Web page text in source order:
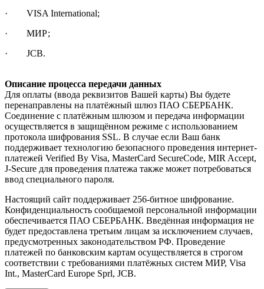
· VISA International;
· МИР;
· JCB.
Описание процесса передачи данных
Для оплаты (ввода реквизитов Вашей карты) Вы будете
перенаправлены на платёжный шлюз ПАО СБЕРБАНК.
Соединение с платёжным шлюзом и передача информации
осуществляется в защищённом режиме с использованием
протокола шифрования SSL. В случае если Ваш банк
поддерживает технологию безопасного проведения интернет-
платежей Verified By Visa, MasterCard SecureCode, MIR Accept,
J-Secure для проведения платежа также может потребоваться
ввод специального пароля.
Настоящий сайт поддерживает 256-битное шифрование.
Конфиденциальность сообщаемой персональной информации
обеспечивается ПАО СБЕРБАНК. Введённая информация не
будет предоставлена третьим лицам за исключением случаев,
предусмотренных законодательством РФ. Проведение
платежей по банковским картам осуществляется в строгом
соответствии с требованиями платёжных систем МИР, Visa
Int., MasterCard Europe Sprl, JCB.